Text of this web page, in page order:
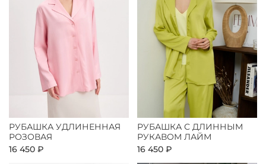
РУБАШКА УДЛИНЕННАЯ
РОЗОВАЯ
16 450 ₽
РУБАШКА С ДЛИННЫМ
РУКАВОМ ЛАЙМ
16 450 ₽